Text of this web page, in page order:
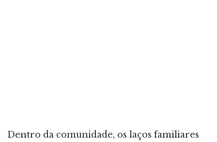
Dentro da comunidade, os laços familiares